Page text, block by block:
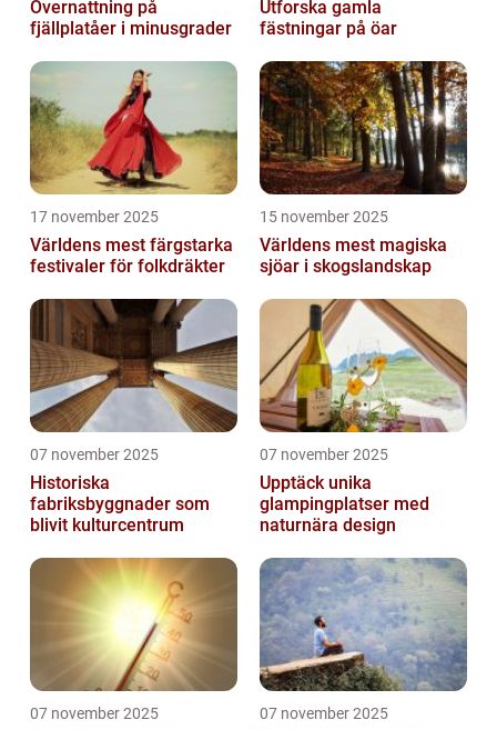
Övernattning på
fjällplatåer i minusgrader
Utforska gamla
fästningar på öar
17 november 2025
Världens mest färgstarka
festivaler för folkdräkter
15 november 2025
Världens mest magiska
sjöar i skogslandskap
07 november 2025
Historiska
fabriksbyggnader som
blivit kulturcentrum
07 november 2025
Upptäck unika
glampingplatser med
naturnära design
07 november 2025 07 november 2025